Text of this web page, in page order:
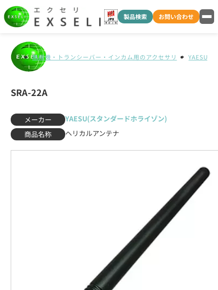
製品検索 お問い合わせ
無線機・トランシーバー・インカム用のアクセサリ YAESU(
SRA-22A
メーカー
YAESU(スタンダードホライゾン)
商品名称
ヘリカルアンテナ